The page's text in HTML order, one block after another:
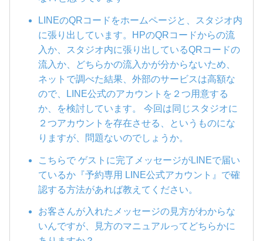
LINEのQRコードをホームページと、スタジオ内
に張り出しています。HPのQRコードからの流
入か、スタジオ内に張り出しているQRコードの
流入か、どちらかの流入かが分からないため、
ネットで調べた結果、外部のサービスは高額な
ので、LINE公式のアカウントを２つ用意する
か、を検討しています。 今回は同じスタジオに
２つアカウントを存在させる、というものにな
りますが、問題ないのでしょうか。
こちらで ゲストに完了メッセージがLINEで届い
ているか『予約専用 LINE公式アカウント』で確
認する方法があれば教えてください。
お客さんが入れたメッセージの見方がわからな
いんですが、見方のマニュアルってどちらかに